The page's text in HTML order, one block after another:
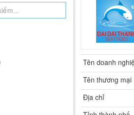
Tên doanh
Tên thương mại
Địa chỉ